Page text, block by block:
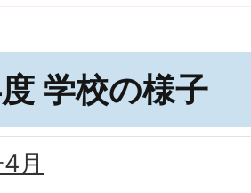
学校の様子
月